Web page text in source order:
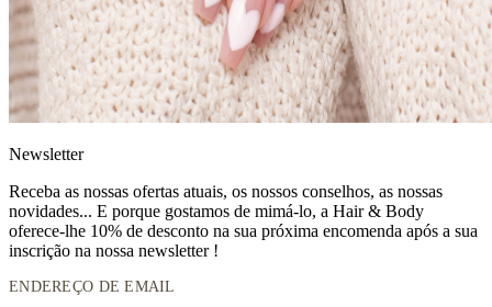
Newsletter
Receba as nossas ofertas atuais, os nossos conselhos, as nossas
novidades... E porque gostamos de mimá-lo, a Hair & Body
oferece-lhe 10% de desconto na sua próxima encomenda após a sua
inscrição na nossa newsletter !
ENDEREÇO DE EMAIL